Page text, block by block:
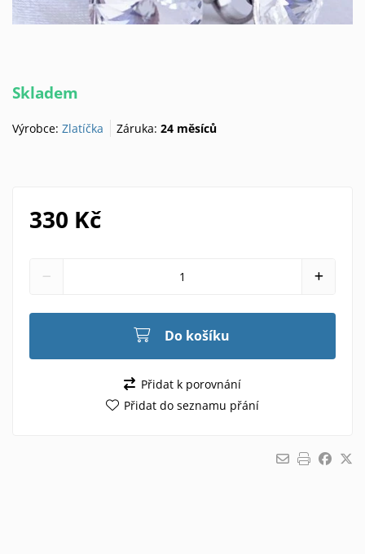
Skladem
Výrobce: Zlatíčka Záruka:24 měsíců
330 Kč
Do košíku
Přidat k porovnání
Přidat do seznamu přání